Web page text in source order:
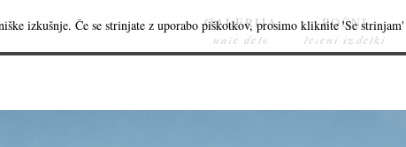
GALERIJA
naše delo
ROČNI
leseni izdelki
izkušnje. Če se strinjate z uporabo piškotkov, prosimo kliknite 'Se